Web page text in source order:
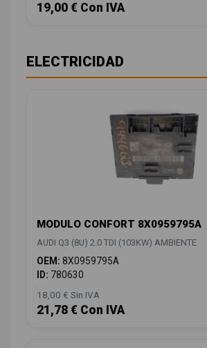
19,00 € Con IVA
ELECTRICIDAD
MODULO CONFORT 8X0959795A
AUDI Q3 (8U) 2.0 TDI (103KW) AMBIENTE
OEM: 8X0959795A
ID: 780630
18,00 € Sin IVA
21,78 € Con IVA